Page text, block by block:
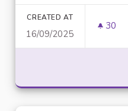
CREATED AT
16/09/2025
30